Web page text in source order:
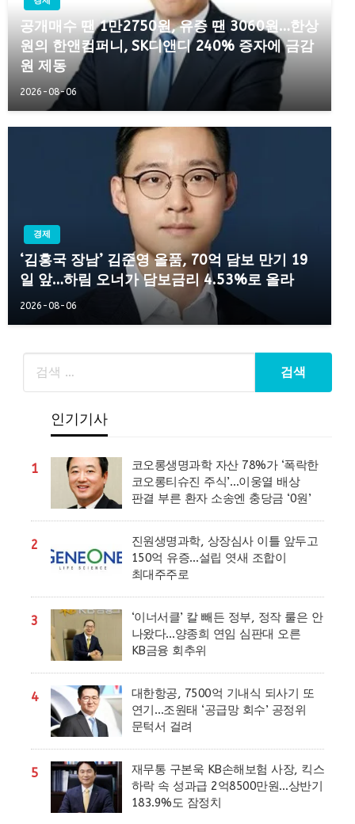
공개매수 땐 1만2750원, 유증 땐 3060원…한상
원의 한앤컴퍼니, SK디앤디 240% 증자에 금감
원 제동
2026-08-06
경제
‘김홍국 장남’ 김준영 올품, 70억 담보 만기 19
일 앞…하림 오너가 담보금리 4.53%로 올라
2026-08-06
인기기사
1
코오롱생명과학 자산 78%가 ‘폭락한
코오롱티슈진 주식’…이웅열 배상
판결 부른 환자 소송엔 충당금 ‘0원’
2
진원생명과학, 상장심사 이틀 앞두고
150억 유증…설립 엿새 조합이
최대주주로
3
‘이너서클’ 칼 빼든 정부, 정작 룰은 안
나왔다…양종희 연임 심판대 오른
KB금융 회추위
4
대한항공, 7500억 기내식 되사기 또
연기…조원태 ‘공급망 회수’ 공정위
문턱서 걸려
5
재무통 구본욱 KB손해보험 사장, 킥스
하락 속 성과급 2억8500만원…상반기
183.9%도 잠정치